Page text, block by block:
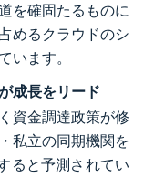
を確固たるものに
めるクラウドのシ
います。
成長をリード
資金調達政策が修
私立の同期機関を
ると予測されてい